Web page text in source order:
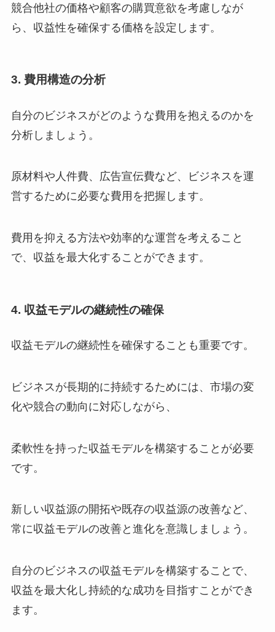
競合他社の価格や顧客の購買意欲を考慮しなが
ら、収益性を確保する価格を設定します。
3. 費用構造の分析
自分のビジネスがどのような費用を抱えるのかを
分析しましょう。
原材料や人件費、広告宣伝費など、ビジネスを運
営するために必要な費用を把握します。
費用を抑える方法や効率的な運営を考えること
で、収益を最大化することができます。
4. 収益モデルの継続性の確保
収益モデルの継続性を確保することも重要です。
ビジネスが長期的に持続するためには、市場の変
化や競合の動向に対応しながら、
柔軟性を持った収益モデルを構築することが必要
です。
新しい収益源の開拓や既存の収益源の改善など、
常に収益モデルの改善と進化を意識しましょう。
自分のビジネスの収益モデルを構築することで、
収益を最大化し持続的な成功を目指すことができ
ます。